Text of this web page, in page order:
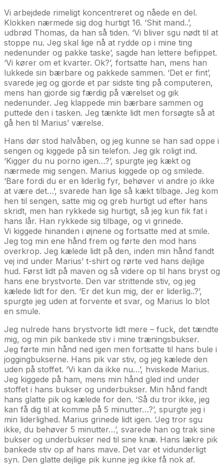
Vi arbejdede rimeligt koncentreret og nåede en del.
Klokken nærmede sig dog hurtigt 16. ‘Shit mand..’,
udbrød Thomas, da han så tiden. ‘Vi bliver sgu nødt til at
stoppe nu. Jeg skal lige nå at rydde op i mine ting
nedenunder og pakke taske’, sagde han lettere befippet.
‘Vi kører om et kvarter. Ok?’, fortsatte han, mens han
lukkede sin bærbare og pakkede sammen. ‘Det er fint’,
svarede jeg og gjorde et par sidste ting på computeren,
mens han gjorde sig færdig på værelset og gik
nedenunder. Jeg klappede min bærbare sammen og
puttede den i tasken. Jeg tænkte lidt men forsøgte så at
gå hen til Marius’ værelse.
Hans dør stod halvåben, og jeg kunne se han sad oppe i
sengen og kiggede på sin telefon. Jeg gik roligt ind.
‘Kigger du nu porno igen…?’, spurgte jeg kækt og
nærmede mig sengen. Marius kiggede op og smilede.
‘Bare fordi du er en liderlig fyr, behøver vi andre jo ikke
at være det…’, svarede han lige så kækt tilbage. Jeg kom
hen til sengen, satte mig og greb hurtigt ud efter hans
skridt, men han rykkede sig hurtigt, så jeg kun fik fat i
hans lår. Han rykkede sig tilbage, og vi grinede.
Vi kiggede hinanden i øjnene og fortsatte med at smile.
Jeg tog min ene hånd frem og førte den mod hans
overkrop. Jeg kælede lidt på den, inden min hånd fandt
vej ind under Marius’ t-shirt og rørte ved hans dejlige
hud. Først lidt på maven og så videre op til hans bryst og
hans ene brystvorte. Den var strittende stiv, og jeg
kælede lidt for den. ‘Er det kun mig, der er liderlig..?’,
spurgte jeg uden at forvente et svar, og Marius lo blot
en smule.
Jeg nulrede hans brystvorte lidt mere – fuck, det tændte
mig, og min pik bankede stiv i mine træningsbukser.
Jeg førte min hånd ned igen men fortsatte til hans bule i
joggingbukserne. Hans pik var stiv, og jeg kælede den
uden på stoffet. ‘Vi kan da ikke nu…’, hviskede Marius.
Jeg kiggede på ham, mens min hånd gled ind under
stoffet i hans bukser og underbukser. Min hånd fandt
hans glatte pik og kælede for den. ‘Så du tror ikke, jeg
kan få dig til at komme på 5 minutter…?’, spurgte jeg i
min liderlighed. Marius grinede lidt igen. ‘Jeg tror sgu
ikke, du behøver 5 minutter…’, svarede han og trak sine
bukser og underbukser ned til sine knæ. Hans lækre pik
bankede stiv op af hans mave. Det var et vidunderligt
syn. Den glatte dejlige pik kunne jeg ikke få nok af.